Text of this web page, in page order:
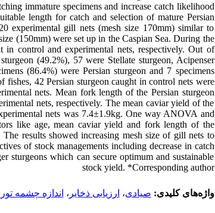
immature specimens and increase catch likelihood
length for catch and selection of mature Persian
experimental gill nets (mesh size 170mm) similar to
(150mm) were set up in the Caspian Sea. During the
in control and experimental nets, respectively. Out of
(49.2%), 57 were Stellate sturgeon, Acipenser
(86.4%) were Persian sturgeon and 7 specimens
fishes, 42 Persian sturgeon caught in control nets were
nets. Mean fork length of the Persian sturgeon
nets, respectively. The mean caviar yield of the
nets was 7.4±1.9kg. One way ANOVA and
like age, mean caviar yield and fork length of the
results showed increasing mesh size of gill nets to
of stock managements including decrease in catch
sturgeons which can secure optimum and sustainable
stock yield. *Corresponding author
واژه‌های کلیدی: صیادی، ارزیابی ذخایر ، اندازه چشمه تور